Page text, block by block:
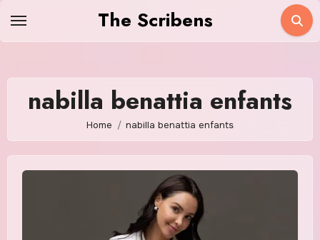
The Scribens
nabilla benattia enfants
Home nabilla benattia enfants